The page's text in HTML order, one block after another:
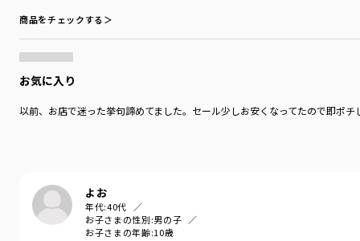
商品をチェックする＞
お気に入り
以前、お店で迷った挙句諦めてました。セール少しお安くなってたので即ポ
よお
年代:40代
お子さまの性別:男の子
お子さまの年齢:10歳